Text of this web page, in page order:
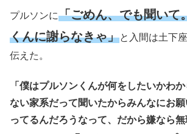
プルソンに「ごめん、でも聞いて
くんに謝らなきゃ」と入間は土下
伝えた。
「僕はプルソンくんが何をしたいかわ
ない家系だって聞いたからみんなにお
ってるんだろうなって、だから嫌なら